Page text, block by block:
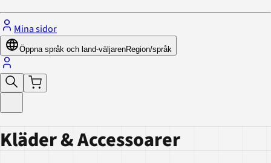
Mina sidor
Öppna språk och land-väljarenRegion/språk
Kläder & Accessoarer